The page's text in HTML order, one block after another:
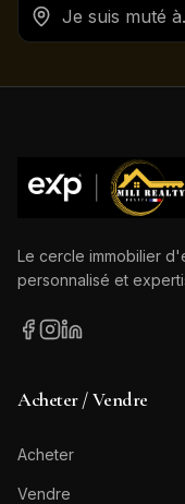
Le cercle immobilier
personnalisé et
Acheter / Vendre
Acheter
Vendre